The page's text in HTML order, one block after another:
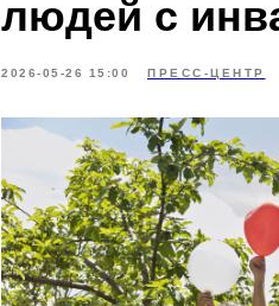
людей с
2026-05-26 15:00 ПРЕСС-ЦЕНТР